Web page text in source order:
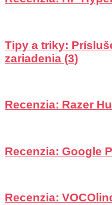
Tipy a triky:
zariadenia (3)
Recenzia: Razer
Recenzia: Google
Recenzia: